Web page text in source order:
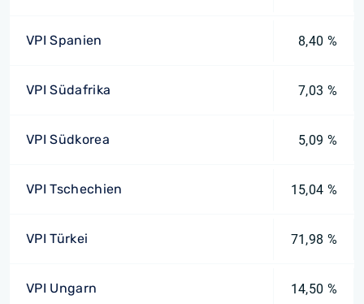
VPI Spanien 8,40 %
VPI Südafrika 7,03 %
VPI Südkorea 5,09 %
VPI Tschechien 15,04 %
VPI Türkei 71,98 %
VPI Ungarn 14,50 %